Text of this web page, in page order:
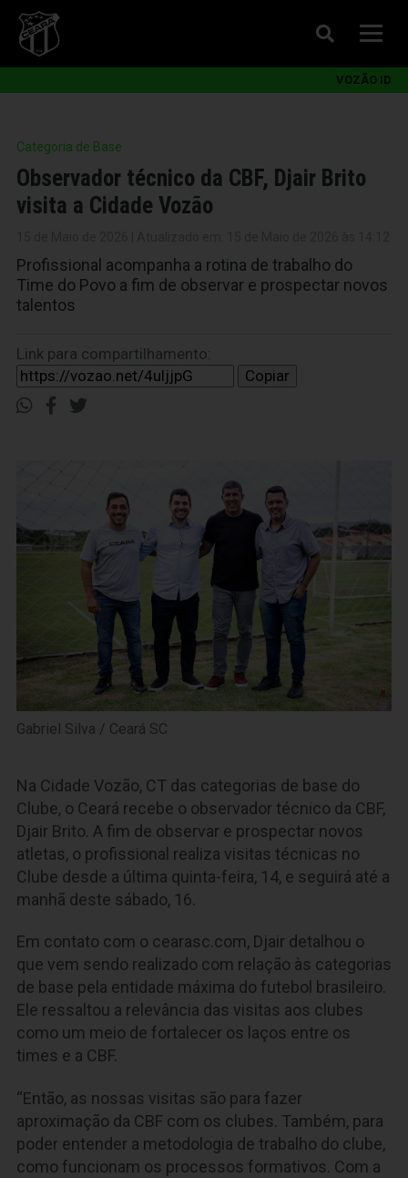
VOZÃO ID
Categoria de Base
Observador técnico da CBF, Djair Brito
visita a Cidade Vozão
Profissional acompanha a rotina de trabalho do
Time do Povo a fim de observar e prospectar novos
talentos
Link para compartilhamento:
Copiar
Gabriel Silva / Ceará SC
Na Cidade Vozão, CT das categorias de base do
Clube, o Ceará recebe o observador técnico da CBF,
Djair Brito. A fim de observar e prospectar novos
atletas, o profissional realiza visitas técnicas no
Clube desde a última quinta-feira, 14, e seguirá até a
manhã deste sábado, 16.
Em contato com o cearasc.com, Djair detalhou o
que vem sendo realizado com relação às categorias
de base pela entidade máxima do futebol brasileiro.
Ele ressaltou a relevância das visitas aos clubes
como um meio de fortalecer os laços entre os
times e a CBF.
“Então, as nossas visitas são para fazer
aproximação da CBF com os clubes. Também, para
poder entender a metodologia de trabalho do clube,
como funcionam os processos formativos. Com a